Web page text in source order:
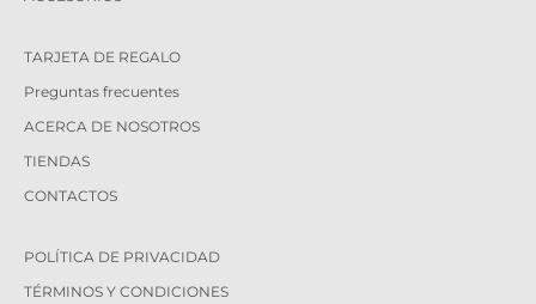
TARJETA DE REGALO
Preguntas frecuentes
ACERCA DE NOSOTROS
TIENDAS
CONTACTOS
POLÍTICA DE PRIVACIDAD
TÉRMINOS Y CONDICIONES